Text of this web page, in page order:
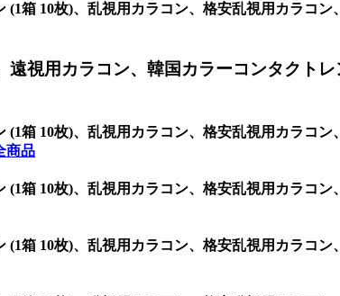
(1箱 10枚)、乱視用カラコン、格安乱視用カラコ
視用カラコン、韓国カラーコンタクト
(1箱 10枚)、乱視用カラコン、格安乱視用カラコ
商品
(1箱 10枚)、乱視用カラコン、格安乱視用カラコ
(1箱 10枚)、乱視用カラコン、格安乱視用カラコ